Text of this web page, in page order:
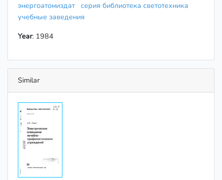
энергоатомиздат серия библиотека светотехника
учебные заведения
Year: 1984
Similar